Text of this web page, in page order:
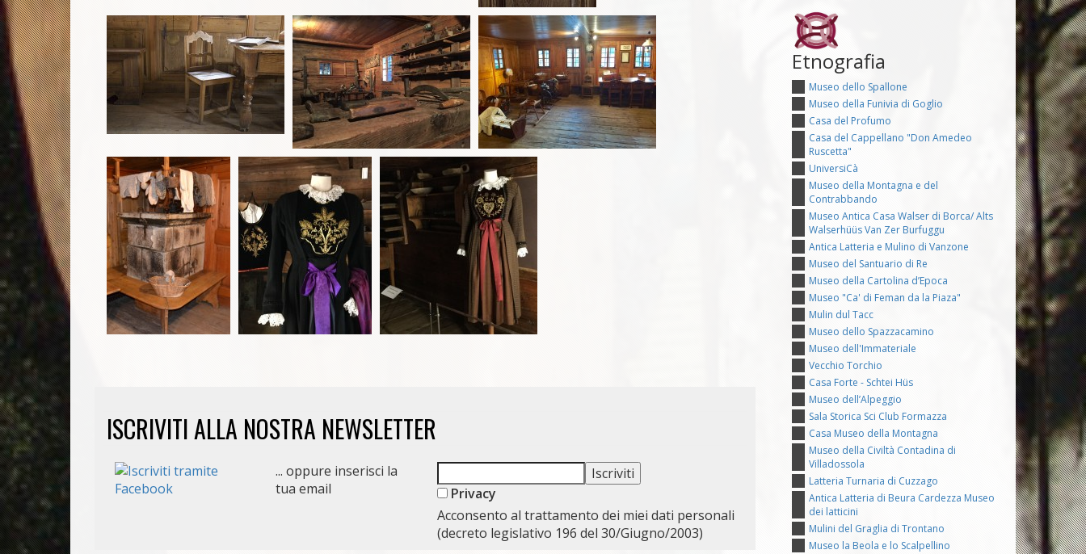
ISCRIVITI ALLA NOSTRA NEWSLETTER
... oppure inserisci la
tua email
Privacy
Acconsento al trattamento dei miei dati personali
(decreto legislativo 196 del 30/Giugno/2003)
Etnografia
Museo dello Spallone
Museo della Funivia di Goglio
Casa del Profumo
Casa del Cappellano "Don Amedeo
Ruscetta"
UniversiCà
Museo della Montagna e del
Contrabbando
Museo Antica Casa Walser di Borca/ Alts
Walserhüüs Van Zer Burfuggu
Antica Latteria e Mulino di Vanzone
Museo del Santuario di Re
Museo della Cartolina d’Epoca
Museo "Ca' di Feman da la Piaza"
Mulin dul Tacc
Museo dello Spazzacamino
Museo dell'Immateriale
Vecchio Torchio
Casa Forte - Schtei Hüs
Museo dell’Alpeggio
Sala Storica Sci Club Formazza
Casa Museo della Montagna
Museo della Civiltà Contadina di
Villadossola
Latteria Turnaria di Cuzzago
Antica Latteria di Beura Cardezza Museo
dei latticini
Mulini del Graglia di Trontano
Museo la Beola e lo Scalpellino